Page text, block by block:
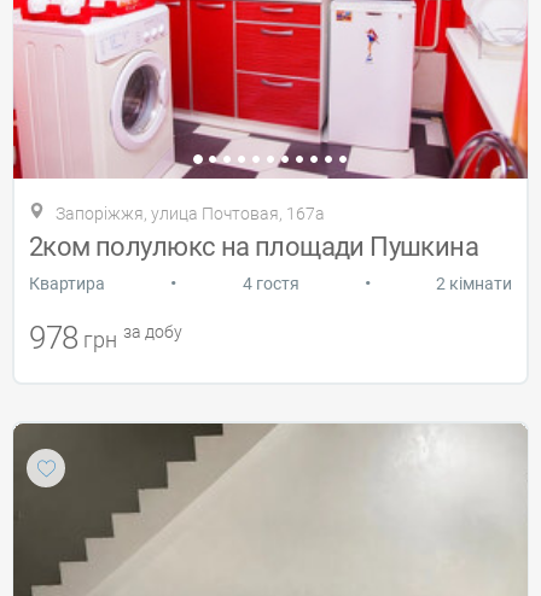
Запоріжжя, улица Почтовая, 167а
2ком полулюкс на площади Пушкина
Квартира • 4 гостя • 2 кімнати
978 грн за добу